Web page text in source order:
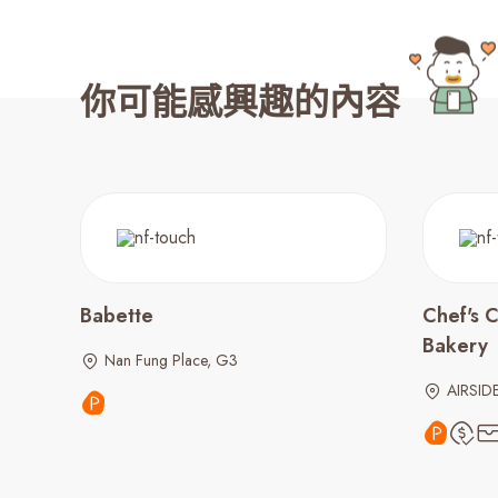
你可能感興趣的內容
Babette
Nan Fung Place, G3
Chef's
Bakery